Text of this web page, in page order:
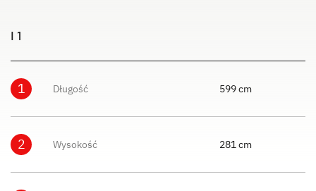
I 1
1 Długość 599 cm
2 Wysokość 281 cm